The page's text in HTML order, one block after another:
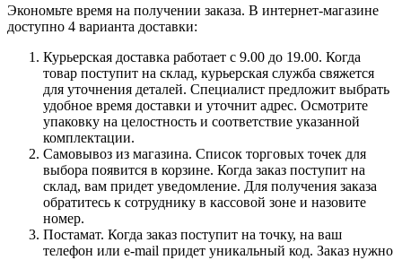
Экономьте время на получении заказа. В интернет-магазине
доступно 4 варианта доставки:
Курьерская доставка работает с 9.00 до 19.00. Когда
товар поступит на склад, курьерская служба свяжется
для уточнения деталей. Специалист предложит выбрать
удобное время доставки и уточнит адрес. Осмотрите
упаковку на целостность и соответствие указанной
комплектации.
Самовывоз из магазина. Список торговых точек для
выбора появится в корзине. Когда заказ поступит на
склад, вам придет уведомление. Для получения заказа
обратитесь к сотруднику в кассовой зоне и назовите
номер.
Постамат. Когда заказ поступит на точку, на ваш
телефон или e-mail придет уникальный код. Заказ нужно